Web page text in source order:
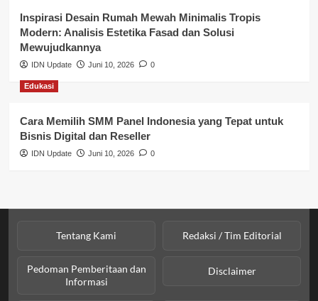
Profil Wilayah Banyuasin
Sosial & Budaya
Sosial & Kesejahteraan
Inspirasi Desain Rumah Mewah Minimalis Tropis
Modern: Analisis Estetika Fasad dan Solusi
Mewujudkannya
IDN Update Juni 10, 2026 0
Edukasi
Cara Memilih SMM Panel Indonesia yang Tepat untuk
Bisnis Digital dan Reseller
IDN Update Juni 10, 2026 0
Tentang Kami Redaksi / Tim Editorial
Pedoman Pemberitaan dan
Informasi
Disclaimer